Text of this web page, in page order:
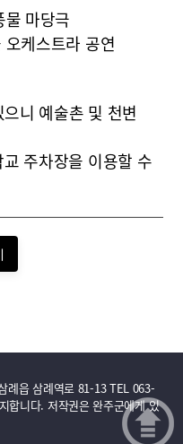
마당극
케스트라 공연
니 예술촌 및 천변
주차장을 이용할 수
례읍 삼례역로 81-13 TEL 063-
합니다. 저작권은 완주군에게 있